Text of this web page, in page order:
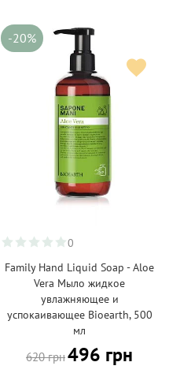
-20%
0
Family Hand Liquid Soap - Aloe
Vera Мыло жидкое
увлажняющее и
успокаивающее Bioearth, 500
мл
620 грн496 грн